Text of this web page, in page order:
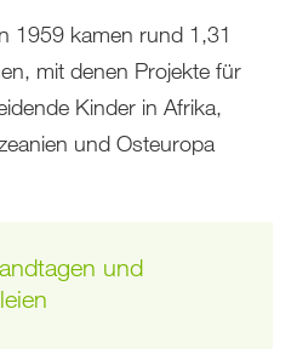
1959 kamen rund 1,31
mit denen Projekte für
Kinder in Afrika,
und Osteuropa
und